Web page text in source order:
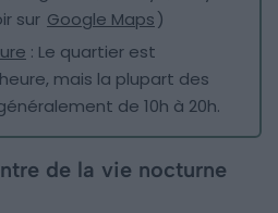
sur Google Maps)
: Le quartier est
mais la plupart des
de 10h à 20h.
de la vie nocturne